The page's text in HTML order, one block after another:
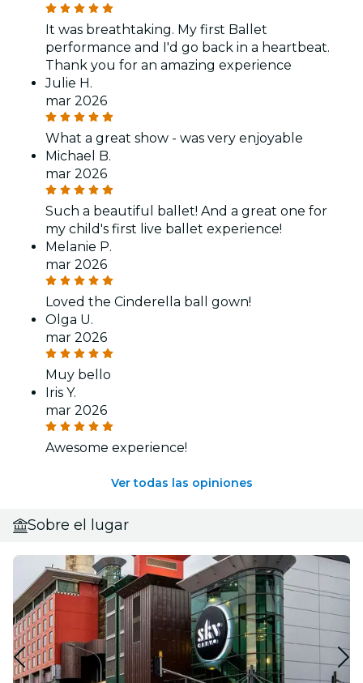
It was breathtaking. My first Ballet
performance and I'd go back in a heartbeat.
Thank you for an amazing experience
Julie H.
mar 2026
What a great show - was very enjoyable
Michael B.
mar 2026
Such a beautiful ballet! And a great one for
my child's first live ballet experience!
Melanie P.
mar 2026
Loved the Cinderella ball gown!
Olga U.
mar 2026
Muy bello
Iris Y.
mar 2026
Awesome experience!
Ver todas las opiniones
Sobre el lugar